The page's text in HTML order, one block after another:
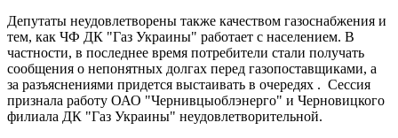
Депутаты неудовлетворены также качеством газоснабжения и
тем, как ЧФ ДК "Газ Украины" работает с населением. В
частности, в последнее время потребители стали получать
сообщения о непонятных долгах перед газопоставщиками, а
за разъяснениями придется выстаивать в очередях . Сессия
признала работу ОАО "Чернивцыоблэнерго" и Черновицкого
филиала ДК "Газ Украины" неудовлетворительной.